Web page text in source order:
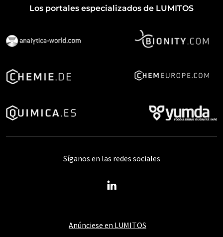
Los portales especializados de LUMITOS
Anúnciese en LUMITOS
Síganos en las redes sociales